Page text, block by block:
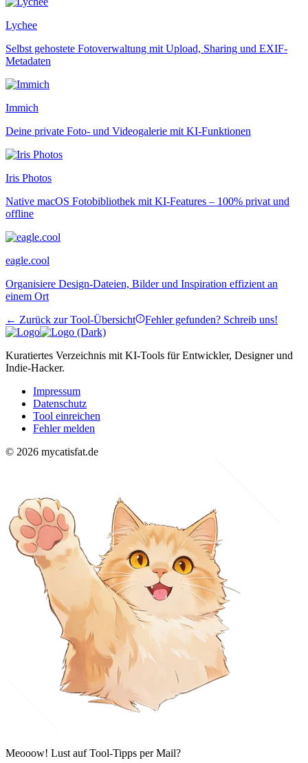
Lychee
Selbst gehostete Fotoverwaltung mit Upload, Sharing und EXIF-
Metadaten
Immich
Deine private Foto- und Videogalerie mit KI-Funktionen
Iris Photos
Native macOS Fotobibliothek mit KI-Features – 100% privat und
offline
eagle.cool
Organisiere Design-Dateien, Bilder und Inspiration effizient an
einem Ort
← Zurück zur Tool-Übersicht
Fehler gefunden? Schreib uns!
Kuratiertes Verzeichnis mit KI-Tools für Entwickler, Designer und
Indie-Hacker.
Impressum
Datenschutz
Tool einreichen
Fehler melden
© 2026 mycatisfat.de
Meooow! Lust auf Tool-Tipps per Mail?